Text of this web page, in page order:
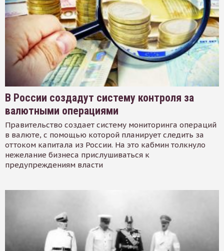
В России создадут систему контроля за
валютными операциями
Правительство создает систему мониторинга операций
в валюте, с помощью которой планирует следить за
оттоком капитала из России. На это кабмин толкнуло
нежелание бизнеса прислушиваться к
предупреждениям власти